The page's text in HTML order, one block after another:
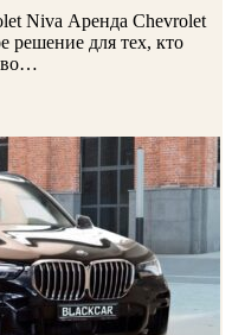
Niva Аренда Chevrolet
решение для тех, кто
во…